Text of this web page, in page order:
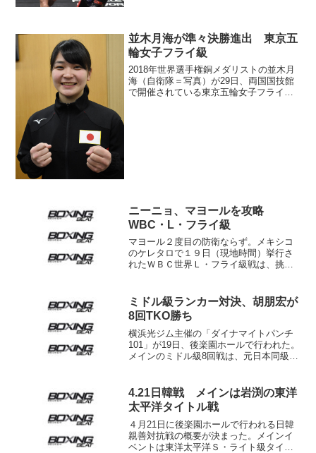
並木月海が準々決勝進出 東京五
輪女子フライ級
2018年世界選手権銅メダリストの並木月
海（自衛隊＝写真）が29日、両国国技館
で開催されている東京五輪女子フライ級2
ニーニョ、マヨールを攻略
WBC・L・フライ級
マヨール２度目の防衛ならず。メキシコ
のケレタロで１９日（現地時間）挙行さ
れたＷＢＣ世界Ｌ・フライ級戦は、挑戦
－０判定勝ちで雪辱するとともに、ベル
トを手中にした。 前回、...
ミドル級ランカー対決、胡朋宏が
8回TKO勝ち
横浜光ジム主催の「ダイナマイトパンチ
101」が19日、後楽園ホールで行われた。
メインのミドル級8回戦は、元日本同級王
胡は秋山の奮闘に苦戦を強いられた印象
だったが...
4.21日韓戦 メインは岩渕の東洋
太平洋タイトル戦
４月21日に後楽園ホールで行われる日韓
親善対抗戦の概要が決まった。メインイ
ベントは東洋太平洋Ｓ・ライト級タイト